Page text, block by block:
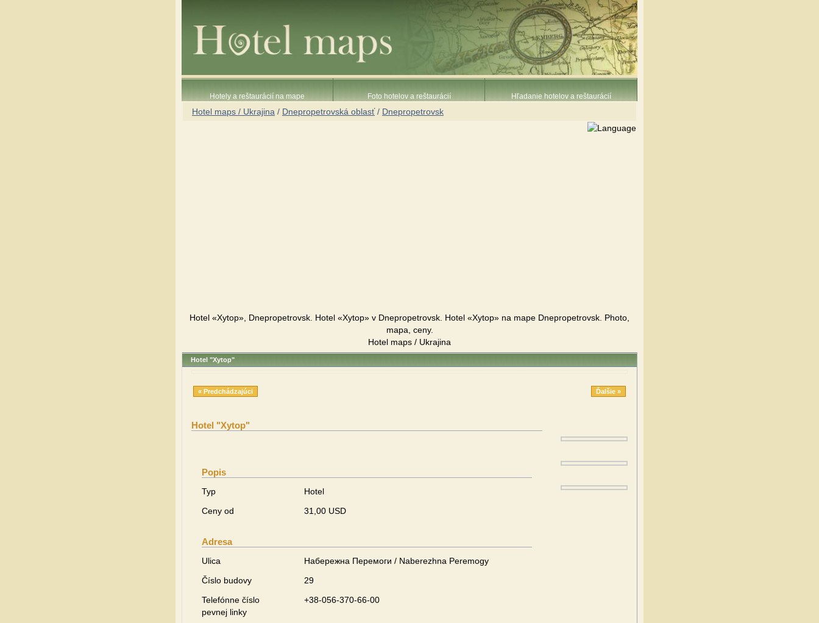
Hotely a reštaurácií na mape Foto hotelov a reštaurácií Hľadanie hotelov a reštaurácií
Hotel maps / Ukrajina / Dnepropetrovská oblasť/ Dnepropetrovsk
Hotel «Xytop», Dnepropetrovsk. Hotel «Xytop» v Dnepropetrovsk. Hotel «Xytop» na mape Dnepropetrovsk. Photo,
mapa, ceny.
Hotel maps / Ukrajina
Hotel "Xytop"
« Predchádzajúci Ďalšie »
Hotel "Xytop"
Popis
Typ
Hotel
Ceny od
31,00 USD
Adresa
Ulica
Набережна Перемоги / Naberezhna Peremogy
Číslo budovy
29
Telefónne číslo
pevnej linky
+38-056-370-66-00